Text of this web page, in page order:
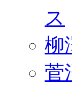
ス
柳
菅